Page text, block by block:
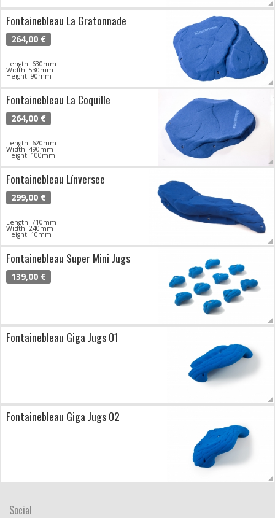
Fontainebleau La Gratonnade
264,00 €
Length: 630mm
Width: 530mm
Height: 90mm
Fontainebleau La Coquille
264,00 €
Length: 620mm
Width: 490mm
Height: 100mm
Fontainebleau Línversee
299,00 €
Length: 710mm
Width: 240mm
Height: 10mm
Fontainebleau Super Mini Jugs
139,00 €
Fontainebleau Giga Jugs 01
Fontainebleau Giga Jugs 02
Social